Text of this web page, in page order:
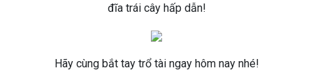
đĩa trái cây hấp dẫn!
Hãy cùng bắt tay trổ tài ngay hôm nay nhé!